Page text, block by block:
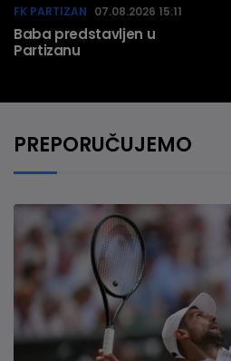
FK PARTIZAN 07.08.2026 15:11
Baba predstavljen u
Partizanu
PREPORUČUJEMO